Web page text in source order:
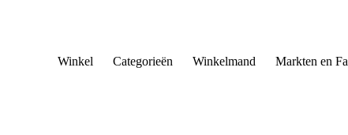
Winkel Categorieën Winkelmand Markten en